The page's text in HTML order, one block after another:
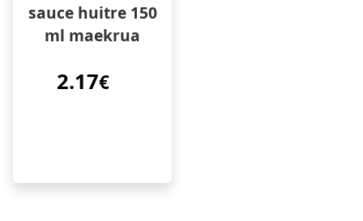
sauce huitre 150
ml maekrua
2.17€